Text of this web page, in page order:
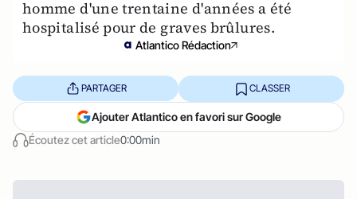
homme d'une trentaine d'années a été
hospitalisé pour de graves brûlures.
Atlantico Rédaction
Écoutez cet article0:00min
PARTAGER CLASSER
Ajouter Atlantico en favori sur Google